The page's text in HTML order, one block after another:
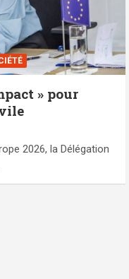
» pour
2026, la Délégation